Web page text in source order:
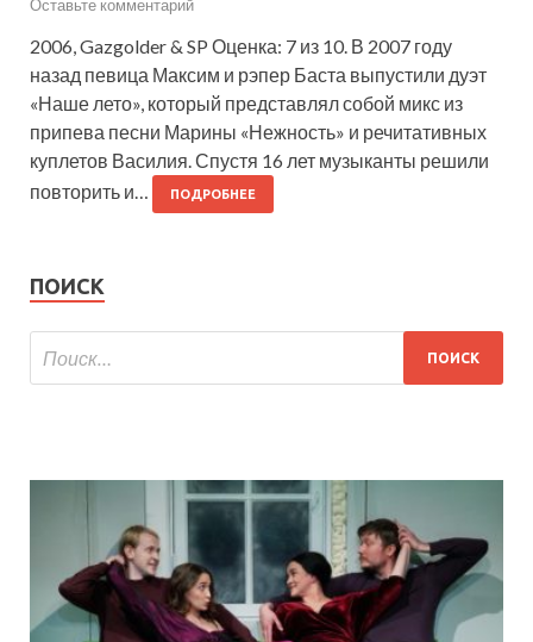
Оставьте комментарий
2006, Gazgolder & SP Оценка: 7 из 10. В 2007 году
назад певица Максим и рэпер Баста выпустили дуэт
«Наше лето», который представлял собой микс из
припева песни Марины «Нежность» и речитативных
куплетов Василия. Спустя 16 лет музыканты решили
повторить и…
ПОДРОБНЕЕ
ПОИСК